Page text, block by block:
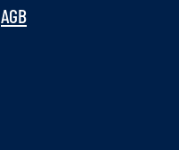
AGB